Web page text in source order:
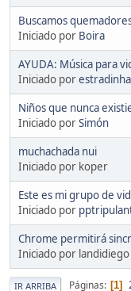
Buscamos
Iniciado por Boira
AYUDA: Música para
Iniciado porestradinha
Niños que nunca
Iniciado porSimón
muchachada nui
Iniciado por koper
Este es mi grupo de
Iniciado por
Chrome permitirá
Iniciado por landidiego
IR ARRIBA Páginas 1